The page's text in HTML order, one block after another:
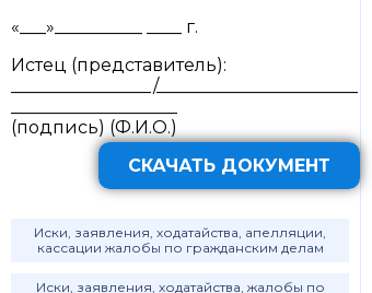
«___»__________ ____ г.
Истец (представитель):
________________/_______________________
(подпись) (Ф.И.О.)
СКАЧАТЬ ДОКУМЕНТ
Иски, заявления, ходатайства, апелляции,
кассации жалобы по гражданским делам
Иски, заявления, ходатайства, жалобы по